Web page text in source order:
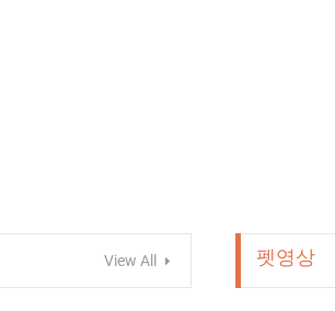
View All 펫영상